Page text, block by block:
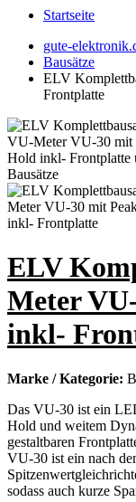
Startseite
gute-
Bausätze
ELV
Frontplatte
ELV
Meter
inkl-
Marke / Kategorie:
Das VU-30 ist ein
Hold und weitem
gestaltbaren
VU-30 ist ein nach
sodass auch kurze